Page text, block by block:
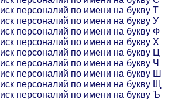
персоналий по имени на букву Т
персоналий по имени на букву У
персоналий по имени на букву Ф
персоналий по имени на букву Х
персоналий по имени на букву Ц
персоналий по имени на букву Ч
персоналий по имени на букву Ш
персоналий по имени на букву Щ
персоналий по имени на букву Ъ